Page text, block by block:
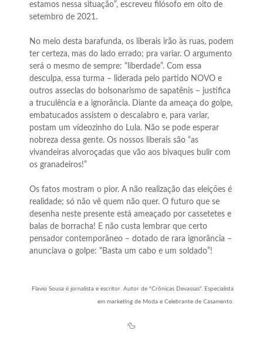
estamos nessa situação”, escreveu filósofo em oito de
setembro de 2021.
No meio desta barafunda, os liberais irão às ruas, podem
ter certeza, mas do lado errado; pra variar. O argumento
será o mesmo de sempre: “liberdade”. Com essa
desculpa, essa turma – liderada pelo partido NOVO e
outros asseclas do bolsonarismo de sapatênis – justifica
a truculência e a ignorância. Diante da ameaça do golpe,
embatucados assistem o descalabro e, para variar,
postam um vídeozinho do Lula. Não se pode esperar
nobreza dessa gente. Os nossos liberais são “as
vivandeiras alvoroçadas que vão aos bivaques bulir com
os granadeiros!”
Os fatos mostram o pior. A não realização das eleições é
realidade; só não vê quem não quer. O futuro que se
desenha neste presente está ameaçado por cassetetes e
balas de borracha! E não custa lembrar que certo
pensador contemporâneo – dotado de rara ignorância –
anunciava o golpe: “Basta um cabo e um soldado”!
Flavio Sousa é jornalista e escritor. Autor de "Crônicas Devassas". Especialista
em marketing de Moda e Celebrante de Casamento.
🦆